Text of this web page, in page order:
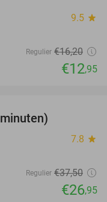
9.5 star
Regulier €16,20
€12,95
7.8 star
Regulier €37,50
€26,95